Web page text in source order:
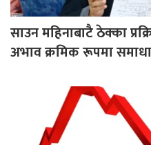
साउन महिनाबाटै ठेक्का
अभाव क्रमिक रूपमा समाधान